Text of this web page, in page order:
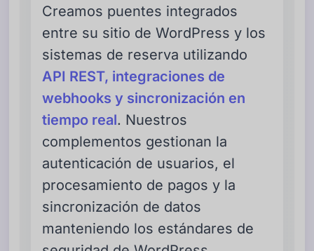
Creamos puentes integrados
entre su sitio de WordPress y los
sistemas de reserva utilizando
API REST, integraciones de
webhooks y sincronización en
tiempo real. Nuestros
complementos gestionan la
autenticación de usuarios, el
procesamiento de pagos y la
sincronización de datos
manteniendo los estándares de